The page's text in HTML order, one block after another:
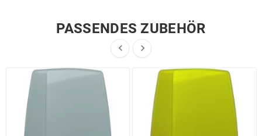
PASSENDES ZUBEHÖR
 